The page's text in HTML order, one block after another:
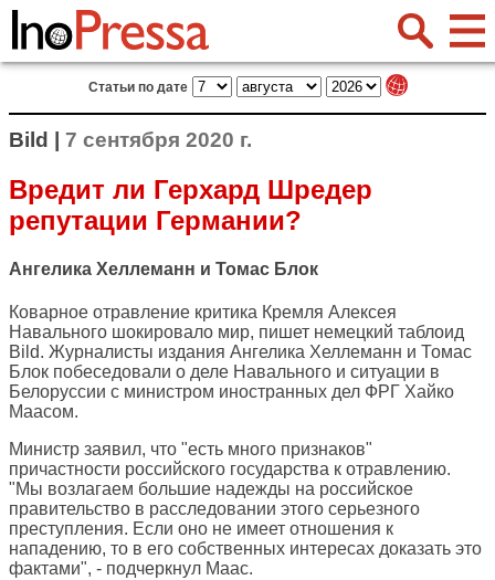
Статьи по дате
Bild | 7 сентября 2020 г.
Вредит ли Герхард Шредер
репутации Германии?
Ангелика Хеллеманн и Томас Блок
Коварное отравление критика Кремля Алексея
Навального шокировало мир, пишет немецкий таблоид
Bild. Журналисты издания Ангелика Хеллеманн и Томас
Блок побеседовали о деле Навального и ситуации в
Белоруссии с министром иностранных дел ФРГ Хайко
Маасом.
Министр заявил, что "есть много признаков"
причастности российского государства к отравлению.
"Мы возлагаем большие надежды на российское
правительство в расследовании этого серьезного
преступления. Если оно не имеет отношения к
нападению, то в его собственных интересах доказать это
фактами", - подчеркнул Маас.